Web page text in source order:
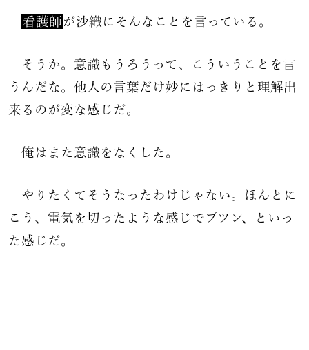
看護師 が沙織にそんなことを言っている。
そうか。意識もうろうって、こういうことを言
うんだな。他人の言葉だけ妙にはっきりと理解出
来るのが変な感じだ。
俺はまた意識をなくした。
やりたくてそうなったわけじゃない。ほんとに
こう、電気を切ったような感じでプツン、といっ
た感じだ。